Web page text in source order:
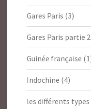
Gares Paris (3)
Gares Paris partie 2
Guinée française
Indochine (4)
les différents